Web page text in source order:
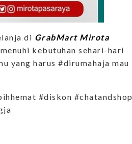
di GrabMart Mirota
kebutuhan sehari-hari
yang harus #dirumahaja mau
#diskon #chatandshop